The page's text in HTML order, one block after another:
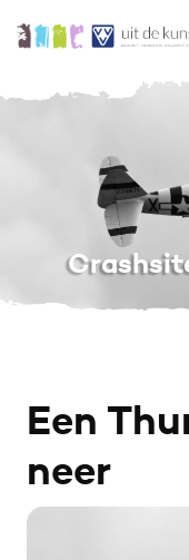
Een
neer